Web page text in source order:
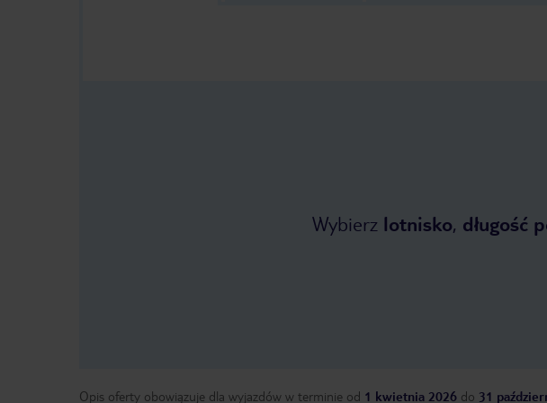
Wybierz lotnisko, długość
Opis oferty obowiązuje dla wyjazdów w terminie od 1 kwietnia 2026 do 31